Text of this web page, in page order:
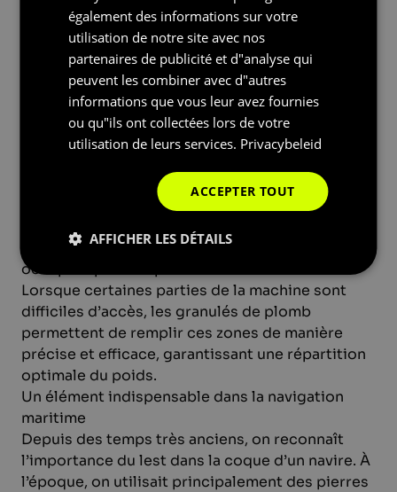
La stabilisation des machines
Outre leur utilisation dans les ponts et les grues,
les produits de lest jouent également un rôle
important dans de nombreuses autres
structures et machines.
Prenons par exemple la pelleteuse, où le plomb
Dans le domaine des machines, le plomb est
il permet d’atteindre le poids requis tout en
occupant peu d’espace.
Lorsque certaines parties de la machine sont
difficiles d’accès, les granulés de plomb
permettent de remplir ces zones de manière
précise et efficace, garantissant une répartition
optimale du poids.
Un élément indispensable dans la navigation
maritime
Depuis des temps très anciens, on reconnaît
l’importance du lest dans la coque d’un navire. À
l’époque, on utilisait principalement des pierres
également des informations sur votre
utilisation de notre site avec nos
partenaires de publicité et d"analyse qui
peuvent les combiner avec d"autres
informations que vous leur avez fournies
ou qu"ils ont collectées lors de votre
utilisation de leurs services. Privacybeleid
ACCEPTER TOUT
AFFICHER LES DÉTAILS